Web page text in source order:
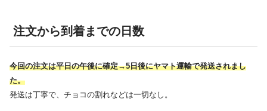
注文から到着までの日数
今回の注文は平日の午後に確定→5日後にヤマト運輸で発送されまし
た。
発送は丁寧で、チョコの割れなどは一切なし。